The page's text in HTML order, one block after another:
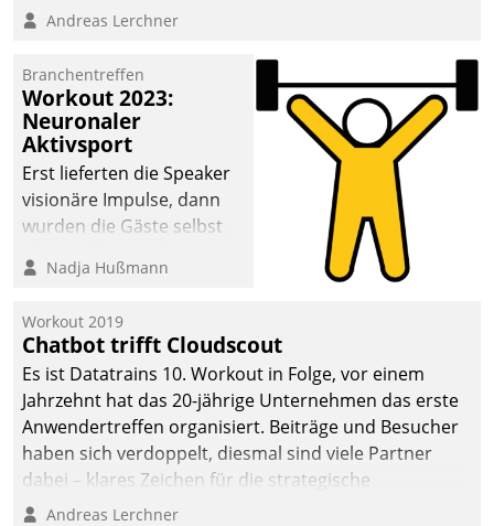
Andreas Lerchner
Branchentreffen
Workout 2023:
Neuronaler
Aktivsport
Erst lieferten die Speaker
visionäre Impulse, dann
wurden die Gäste selbst
methodisch
Quartier. Dazwischen
zeigte Datatrain, was es
Neues zu bieten hat.
Nadja Hußmann
Workout 2019
Chatbot trifft Cloudscout
Es ist Datatrains 10. Workout in Folge, vor einem
Jahrzehnt hat das 20-jährige Unternehmen das erste
Anwendertreffen organisiert. Beiträge und Besucher
haben sich verdoppelt, diesmal sind viele Partner
dabei – klares Zeichen für die strategische
Fokussierung auf den Kunden.
Andreas Lerchner